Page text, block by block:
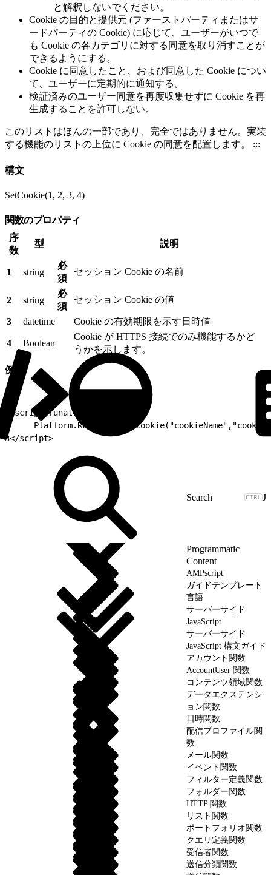
と解釈しないでください。
Cookie の目的と提供元 (ファーストパーティまたはサ
ードパーティの Cookie) に応じて、ユーザーがいつで
も Cookie の各カテゴリに対する同意を取り消すことが
できるようにする。
Cookie に同意したこと、および同意した Cookie につい
て、ユーザーに定期的に通知する。
検証済みのユーザー同意を再度収集せずに Cookie を再
生成することを許可しない。
このリストはほんの一部であり、完全ではありません。実装
する機能のリストの上位に Cookie の同意を配置します。 :::
構文
SetCookie(1, 2, 3, 4)
関数のプロパティ
序
数
型 説明
1 string
必
須
セッション Cookie の名前
2 string
必
須
セッション Cookie の値
3 datetime Cookie の有効期限を示す日時値
4 Boolean
Cookie が HTTPS 接続でのみ機能するかど
うかを示します。
例
<script runat=server>
3</script>
J
Programmatic
Content
AMPscript
ガイドテンプレート
言語
サーバーサイド
JavaScript
サーバーサイド
JavaScript 構文ガイド
アカウント関数
AccountUser 関数
コンテンツ領域関数
データエクステンシ
ョン関数
日時関数
配信プロファイル関
数
メール関数
イベント関数
フィルター定義関数
フォルダー関数
HTTP 関数
リスト関数
ポートフォリオ関数
クエリ定義関数
受信者関数
送信分類関数